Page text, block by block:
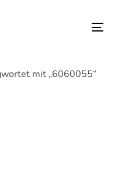
mit „6060055“